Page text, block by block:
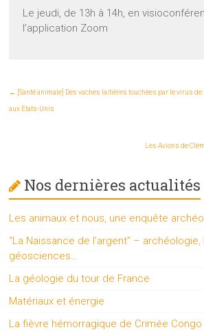
Le jeudi, de 13h à 14h, en
l’application Zoom
← [Santé animale] Des vaches laitières touchées par le virus
aux Etats-Unis
Les Avions de
Nos dernières actualités
Les animaux et nous, une enquête
“La Naissance de l’argent” –
géosciences…
La géologie du tour de France
Matériaux et énergie
La fièvre hémorragique de Crimée Congo